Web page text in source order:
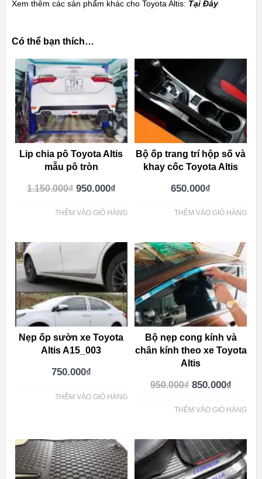
Xem thêm các sản phẩm khác cho Toyota Altis: Tại Đây
Có thể bạn thích…
Lip chia pô Toyota Altis
mẫu pô tròn
1.150.000₫ 950.000₫
THÊM VÀO GIỎ HÀNG
Bộ ốp trang trí hộp số và
khay cốc Toyota Altis
650.000₫
THÊM VÀO GIỎ HÀNG
Nẹp ốp sườn xe Toyota
Altis A15_003
750.000₫
THÊM VÀO GIỎ HÀNG
Bộ nẹp cong kính và
chân kính theo xe Toyota
Altis
950.000₫ 850.000₫
THÊM VÀO GIỎ HÀNG